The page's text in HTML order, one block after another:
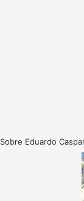
Sobre Eduardo